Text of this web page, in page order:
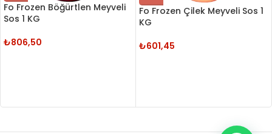
Fo Frozen Böğürtlen Meyveli
Sos 1 KG
₺806,50
Fo Frozen Çilek Meyveli Sos 1
KG
₺601,45